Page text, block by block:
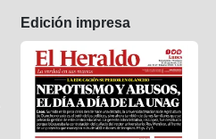
Edición impresa